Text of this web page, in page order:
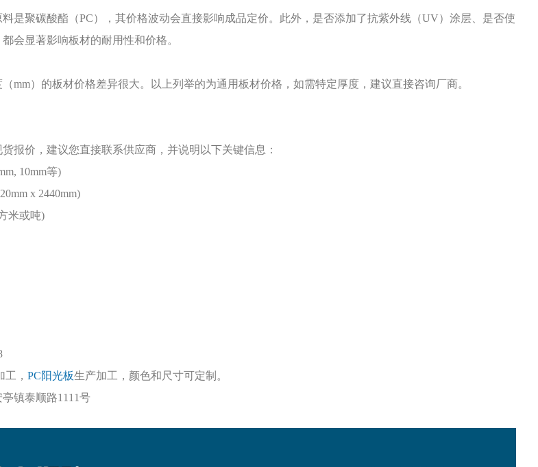
是聚碳酸酯（PC），其价格波动会直接影响成品定价。此外，是否添加了抗紫外线（UV）涂层、是否使
会显著影响板材的耐用性和价格。
（mm）的板材价格差异很大。以上列举的为通用板材价格，如需特定厚度，建议直接咨询厂商。
报价，建议您直接联系供应商，并说明以下关键信息：
10mm等)
x 2440mm)
米或吨)
工，PC阳光板生产加工，颜色和尺寸可定制。
镇泰顺路1111号